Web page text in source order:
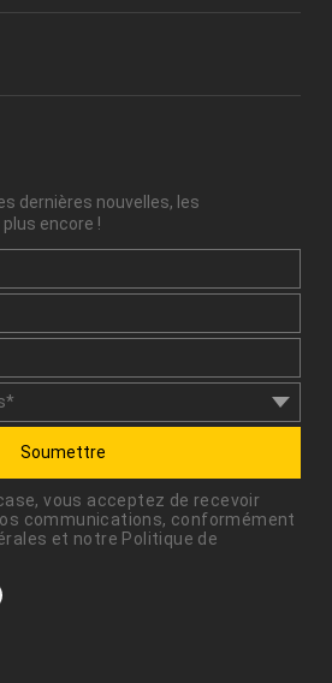
dernières nouvelles, les
encore !
Soumettre
vous acceptez de recevoir
communications, conformément
et notre Politique de